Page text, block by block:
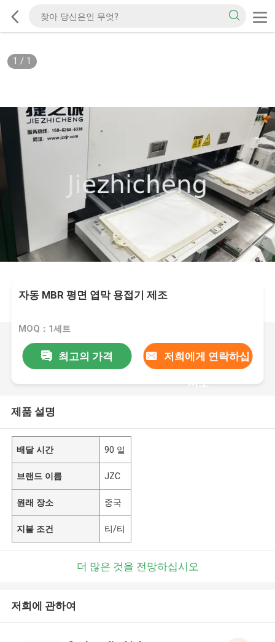
1 / 1
자동 MBR 평면 엽막 용접기 제조
MOQ：1세트
최고의 가격 저희에게 연락하십
시오
제품 설명
배달 시간 90 일
브랜드 이름 JZC
원래 장소 중국
지불 조건 티/티
더 많은 것을 전망하십시오
저희에 관하여